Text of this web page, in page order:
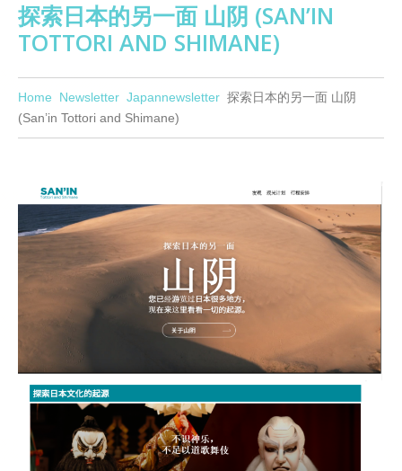
探索日本的另一面 山阴 (SAN’IN
TOTTORI AND SHIMANE)
Home Newsletter Japannewsletter 探索日本的另一面 山阴
(San’in Tottori and Shimane)